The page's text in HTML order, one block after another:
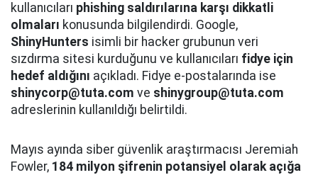
kullanıcıları phishing saldırılarına karşı dikkatli
olmaları konusunda bilgilendirdi. Google,
ShinyHunters isimli bir hacker grubunun veri
sızdırma sitesi kurduğunu ve kullanıcıları fidye için
hedef aldığını açıkladı. Fidye e-postalarında ise
shinycorp@tuta.com ve shinygroup@tuta.com
adreslerinin kullanıldığı belirtildi.
Mayıs ayında siber güvenlik araştırmacısı Jeremiah
Fowler, 184 milyon şifrenin potansiyel olarak açığa